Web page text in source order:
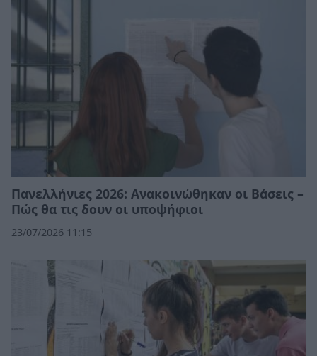
Πανελλήνιες 2026: Ανακοινώθηκαν οι Βάσεις –
Πώς θα τις δουν οι υποψήφιοι
23/07/2026 11:15